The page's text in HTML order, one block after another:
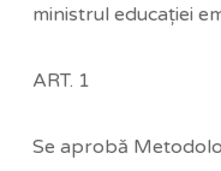
ministrul educaţiei
ART. 1
Se aprobă